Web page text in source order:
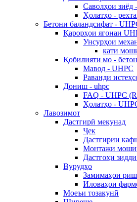
Саволҳои зиёд
Ҳолатҳо -
Бетони баландсифат -
Қарорҳои ягонаи
Унсурҳои
кати
Қобилияти мо -
Мавод - UHPC
Раванди
Дониш - uhpc
FAQ - UHPC
Ҳолатҳо -
Лавозимот
Дастгирӣ мекунад
Ҷек
Дастгирии
Монтажи
Дастгоҳи
Вурудҳо
Замимаҳои
Иловаҳои
Моеъи тозакунӣ